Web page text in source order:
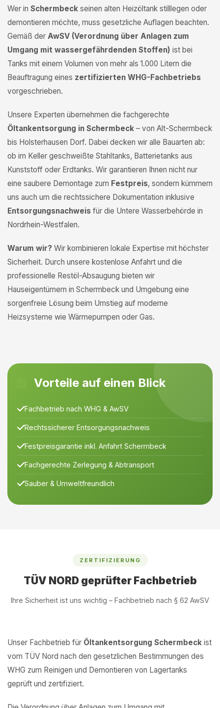
Wer in Schermbeck seinen alten Heizöltank stilllegen oder
demontieren möchte, muss gesetzliche Auflagen beachten.
Gemäß der AwSV (Verordnung über Anlagen zum
Umgang mit wassergefährdenden Stoffen) ist bei
Tanks mit einem Volumen von mehr als 1.000 Litern die
Beauftragung eines zertifizierten WHG-Fachbetriebs
vorgeschrieben.
Unsere Experten übernehmen die fachgerechte
Öltankentsorgung in Schermbeck – von Alt-Schermbeck
bis Holsterhausen Dorf. Dabei decken wir alle Bauarten ab:
ob im Keller geschweißte Stahltanks, Batterietanks aus
Kunststoff oder Erdtanks. Wir garantieren Ihnen nicht nur
eine saubere Demontage zum Festpreis, sondern kümmern
uns auch um die rechtssichere Dokumentation inklusive
Entsorgungsnachweis für die Untere Wasserbehörde in
Nordrhein-Westfalen.
Warum wir? Wir kombinieren lokale Expertise mit höchster
Sicherheit. Durch unsere kostenlose Anfahrt und die
professionelle Restöl-Absaugung bieten wir
Hauseigentümern in Schermbeck und Umgebung eine
sorgenfreie Lösung beim Umstieg auf moderne
Heizsysteme wie Wärmepumpen oder Gas.
Vorteile auf einen Blick
Fachbetrieb nach WHG & AwSV
Rechtssicherer Entsorgungsnachweis
Festpreisgarantie inkl. Anfahrt Schermbeck
Fachgerechte Zerlegung & Abtransport
Sauber & Umweltfreundlich
ZERTIFIZIERUNG
TÜV NORD geprüfter Fachbetrieb
Ihre Sicherheit ist uns wichtig – Fachbetrieb nach § 62 AwSV
Unser Fachbetrieb für Öltankentsorgung Schermbeck ist
vom TÜV Nord nach den gesetzlichen Bestimmungen des
WHG zum Reinigen und Demontieren von Lagertanks
geprüft und zertifiziert.